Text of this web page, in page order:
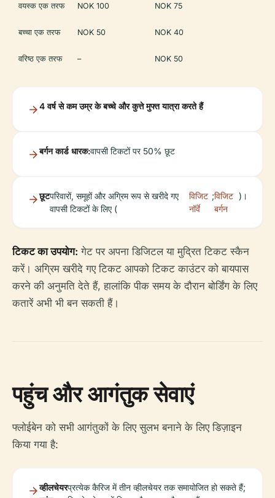
वयस्क एक तरफ NOK 100 NOK 75
बच्चा एक तरफ NOK 50 NOK 40
वरिष्ठ एक तरफ – NOK 50
4 वर्ष से कम उम्र के बच्चे और कुत्ते मुफ्त यात्रा करते हैं
बर्गन कार्ड धारक:वापसी टिकटों पर 50% छूट
छूटपरिवारों, समूहों और अग्रिम रूप से खरीदे गए
वापसी टिकटों के लिए (
विजिट
नॉर्वे
;विजिट
बर्गन
)।
टिकट का उपयोग: गेट पर अपना डिजिटल या मुद्रित टिकट स्कैन
करें। अग्रिम खरीदे गए टिकट आपको टिकट काउंटर को बायपास
करने की अनुमति देते हैं, हालांकि पीक समय के दौरान बोर्डिंग के लिए
कतारें अभी भी बन सकती हैं।
पहुंच और आगंतुक सेवाएं
फ्लोईबेन को सभी आगंतुकों के लिए सुलभ बनाने के लिए डिज़ाइन
किया गया है:
व्हीलचेयरप्रत्येक कैरिज में तीन व्हीलचेयर तक समायोजित हो सकते हैं;